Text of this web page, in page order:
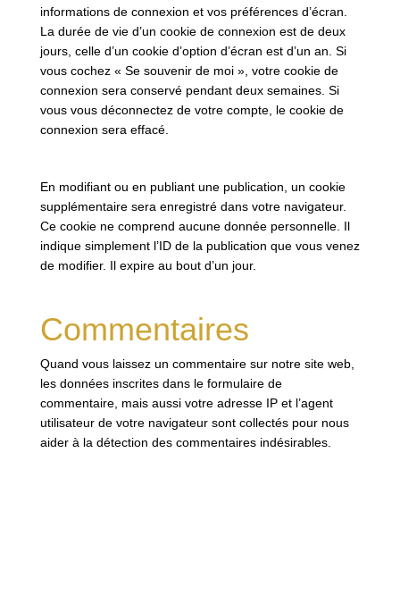
informations de connexion et vos préférences d’écran.
La durée de vie d’un cookie de connexion est de deux
jours, celle d’un cookie d’option d’écran est d’un an. Si
vous cochez « Se souvenir de moi », votre cookie de
connexion sera conservé pendant deux semaines. Si
vous vous déconnectez de votre compte, le cookie de
connexion sera effacé.
En modifiant ou en publiant une publication, un cookie
supplémentaire sera enregistré dans votre navigateur.
Ce cookie ne comprend aucune donnée personnelle. Il
indique simplement l’ID de la publication que vous venez
de modifier. Il expire au bout d’un jour.
Commentaires
Quand vous laissez un commentaire sur notre site web,
les données inscrites dans le formulaire de
commentaire, mais aussi votre adresse IP et l’agent
utilisateur de votre navigateur sont collectés pour nous
aider à la détection des commentaires indésirables.